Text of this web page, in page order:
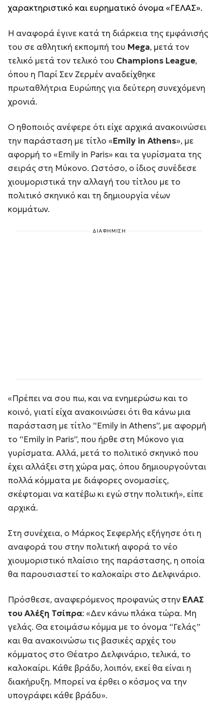
χαρακτηριστικό και ευρηματικό όνομα «ΓΕΛΑΣ».
Η αναφορά έγινε κατά τη διάρκεια της εμφάνισής
του σε αθλητική εκπομπή του Mega, μετά τον
τελικό μετά τον τελικό του Champions League,
όπου η Παρί Σεν Ζερμέν αναδείχθηκε
πρωταθλήτρια Ευρώπης για δεύτερη συνεχόμενη
χρονιά.
Ο ηθοποιός ανέφερε ότι είχε αρχικά ανακοινώσει
την παράσταση με τίτλο «Emily in Athens», με
αφορμή το «Emily in Paris» και τα γυρίσματα της
σειράς στη Μύκονο. Ωστόσο, ο ίδιος συνέδεσε
χιουμοριστικά την αλλαγή του τίτλου με το
πολιτικό σκηνικό και τη δημιουργία νέων
κομμάτων.
ΔΙΑΦΗΜΙΣΗ
«Πρέπει να σου πω, και να ενημερώσω και το
κοινό, γιατί είχα ανακοινώσει ότι θα κάνω μια
παράσταση με τίτλο “Emily in Athens”, με αφορμή
το “Emily in Paris”, που ήρθε στη Μύκονο για
γυρίσματα. Αλλά, μετά το πολιτικό σκηνικό που
έχει αλλάξει στη χώρα μας, όπου δημιουργούνται
πολλά κόμματα με διάφορες ονομασίες,
σκέφτομαι να κατέβω κι εγώ στην πολιτική», είπε
αρχικά.
Στη συνέχεια, ο Μάρκος Σεφερλής εξήγησε ότι η
αναφορά του στην πολιτική αφορά το νέο
χιουμοριστικό πλαίσιο της παράστασης, η οποία
θα παρουσιαστεί το καλοκαίρι στο Δελφινάριο.
Πρόσθεσε, αναφερόμενος προφανώς στην ΕΛΑΣ
του Αλέξη Τσίπρα: «Δεν κάνω πλάκα τώρα. Μη
γελάς. Θα ετοιμάσω κόμμα με το όνομα “Γελάς”
και θα ανακοινώσω τις βασικές αρχές του
κόμματος στο Θέατρο Δελφινάριο, τελικά, το
καλοκαίρι. Κάθε βράδυ, λοιπόν, εκεί θα είναι η
διακήρυξη. Μπορεί να έρθει ο κόσμος να την
υπογράφει κάθε βράδυ».